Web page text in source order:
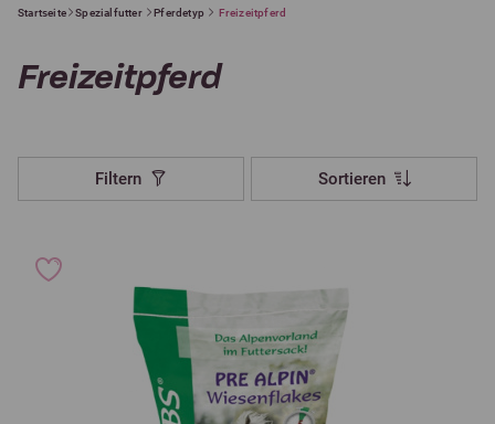
Startseite Spezialfutter Pferdetyp Freizeitpferd
Freizeitpferd
Filtern Sortieren